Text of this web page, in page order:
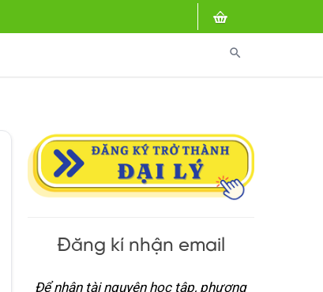
search
Đăng kí nhận email
Để nhận tài nguyên học tập, phương